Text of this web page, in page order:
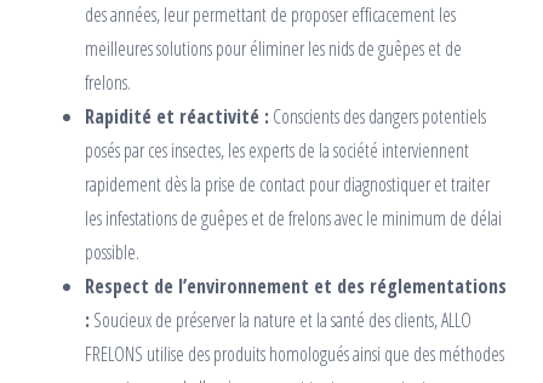
des années, leur permettant de proposer efficacement les
meilleures solutions pour éliminer les nids de guêpes et de
frelons.
Rapidité et réactivité : Conscients des dangers potentiels
posés par ces insectes, les experts de la société interviennent
rapidement dès la prise de contact pour diagnostiquer et traiter
les infestations de guêpes et de frelons avec le minimum de délai
possible.
Respect de l’environnement et des réglementations
: Soucieux de préserver la nature et la santé des clients, ALLO
FRELONS utilise des produits homologués ainsi que des méthodes